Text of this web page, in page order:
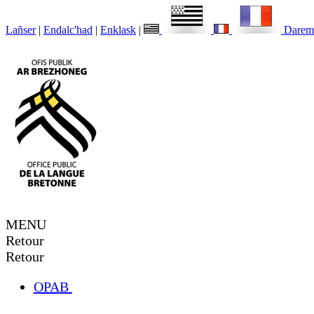
Lañser | Endalc'had | Enklask |
MENU
Retour
Retour
OPAB